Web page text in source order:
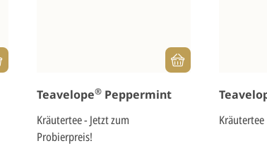
Teavelope®Peppermint
Kräutertee - Jetzt zum
Probierpreis!
Kräutertee